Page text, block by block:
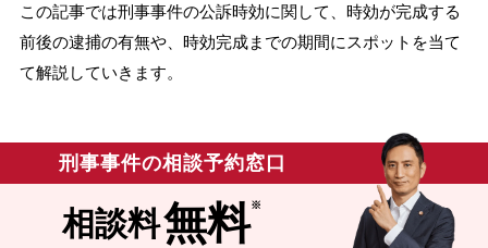
無料相談の口コミ評判
刑事事件データベース
この記事では刑事事件の公訴時効に関して、時効が完成する
前後の逮捕の有無や、時効完成までの期間にスポットを当て
て解説していきます。
刑事事件の相談予約窓口
相談料無料